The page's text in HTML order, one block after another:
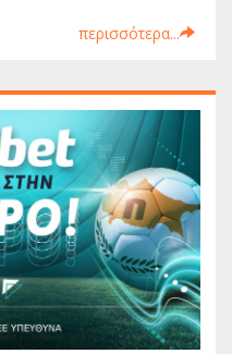
περισσότερα...